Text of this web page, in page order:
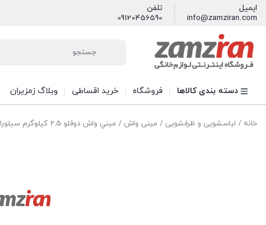
ایمیل
info@zamziran.com
تلفن
09120456590
دسته بندی کالاها فروشگاه خرید اقساطی وبلاگ زمزیران
خانه / لباسشویی و ظرفشویی / مینی واش / ميني واش دوقلو 2.5 كيلوگرم سيلورلوكس مدل SLW3000T